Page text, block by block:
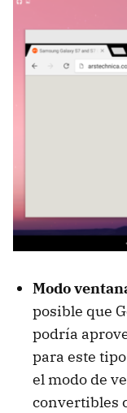
Modo
posible que
podría
para este
el modo de
convertibles